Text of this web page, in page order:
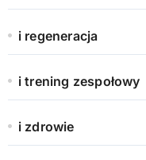
i regeneracja
i trening zespołowy
i zdrowie